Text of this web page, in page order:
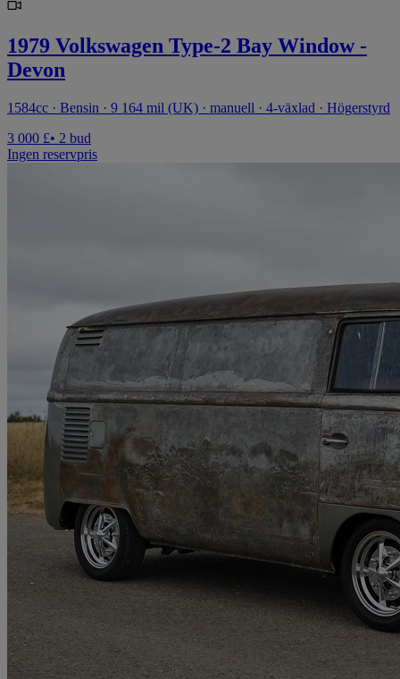
1979 Volkswagen Type-2 Bay Window -
Devon
1584cc · Bensin · 9 164 mil (UK) · manuell · 4-växlad · Högerstyrd
3 000 £• 2 bud
Ingen reservpris